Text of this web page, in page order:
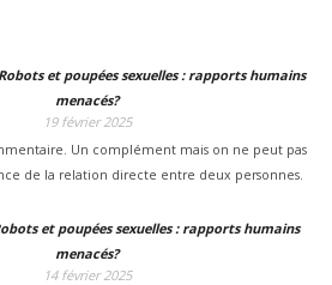
Robots et poupées sexuelles : rapports humains
menacés?
19 février 2025
Un complément mais on ne peut pas
de la relation directe entre deux personnes.
et poupées sexuelles : rapports humains
menacés?
14 février 2025